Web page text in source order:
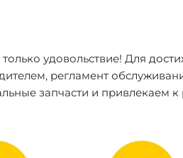
удовольствие! Для
регламент
запчасти и привлекаем к